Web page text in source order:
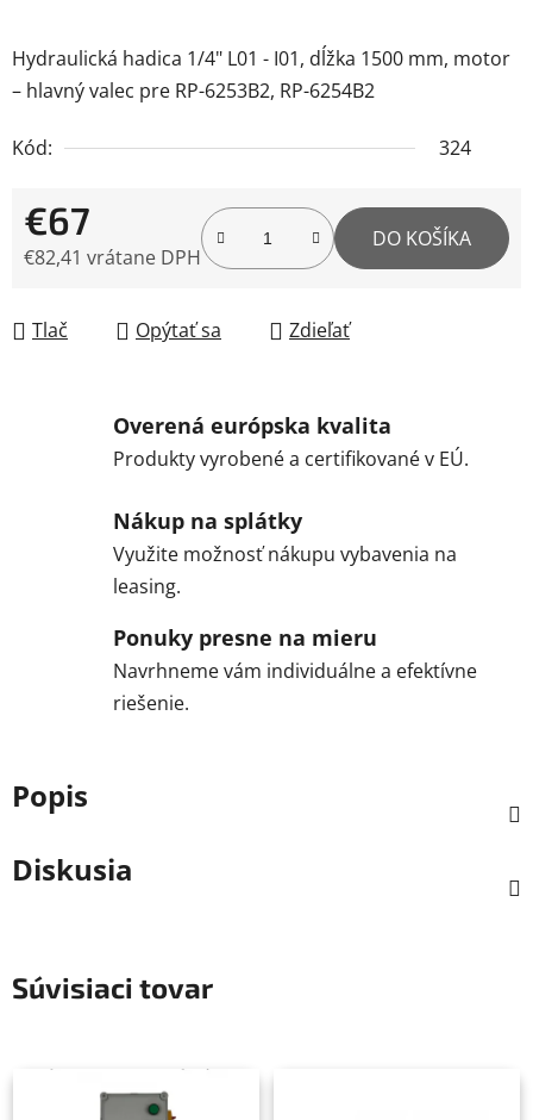
Hydraulická hadica 1/4" L01 - I01, dĺžka 1500 mm, motor
– hlavný valec pre RP-6253B2, RP-6254B2
Kód: 324
€67
€82,41 vrátane DPH
DO KOŠÍKA
Tlač Opýtať sa Zdieľať
Overená európska kvalita
Produkty vyrobené a certifikované v EÚ.
Nákup na splátky
Využite možnosť nákupu vybavenia na
leasing.
Ponuky presne na mieru
Navrhneme vám individuálne a efektívne
riešenie.
Popis
Diskusia
Súvisiaci tovar